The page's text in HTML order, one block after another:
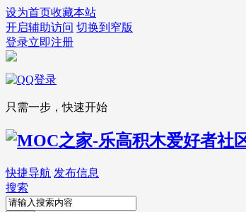
设为首页收藏本站
开启辅助访问 切换到窄版
登录立即注册
只需一步，快速开始
快捷导航 发布信息
搜索